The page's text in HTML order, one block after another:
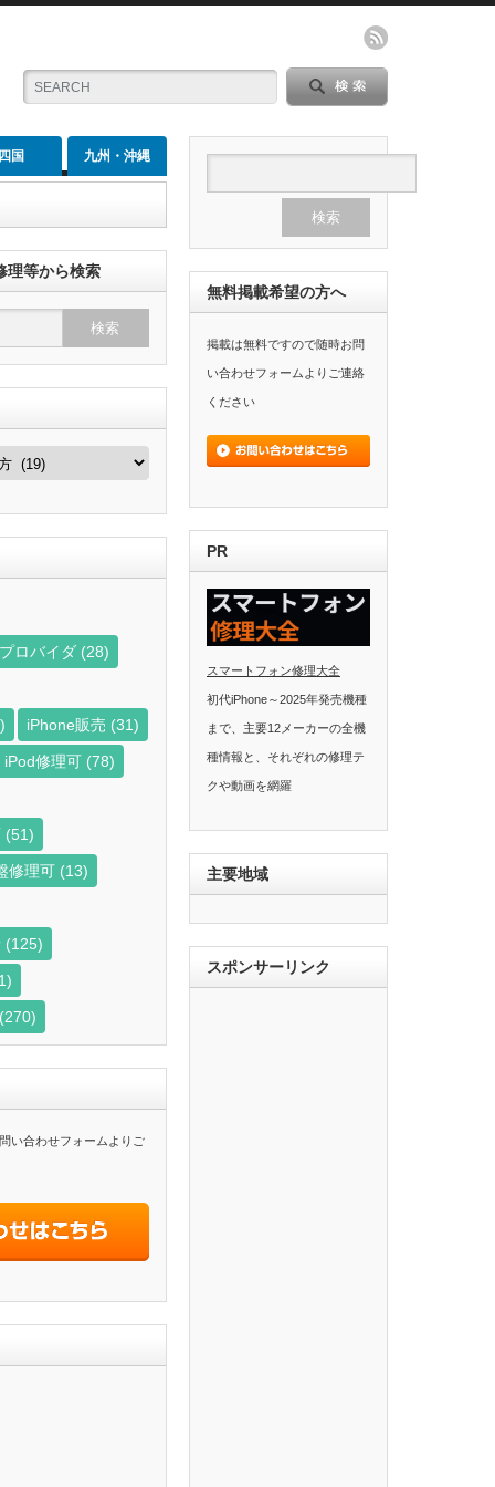
国 九州・沖縄
理等から検索
ロバイダ (28)
iPhone販売 (31)
iPod修理可 (78)
(51)
修理可 (13)
(125)
い合わせフォームよりご
無料掲載希望の方へ
掲載は無料ですので随時お問
い合わせフォームよりご連絡
ください
PR
スマートフォン修理大全
初代iPhone～2025年発売機種
まで、主要12メーカーの全機
種情報と、それぞれの修理テ
クや動画を網羅
主要地域
スポンサーリンク